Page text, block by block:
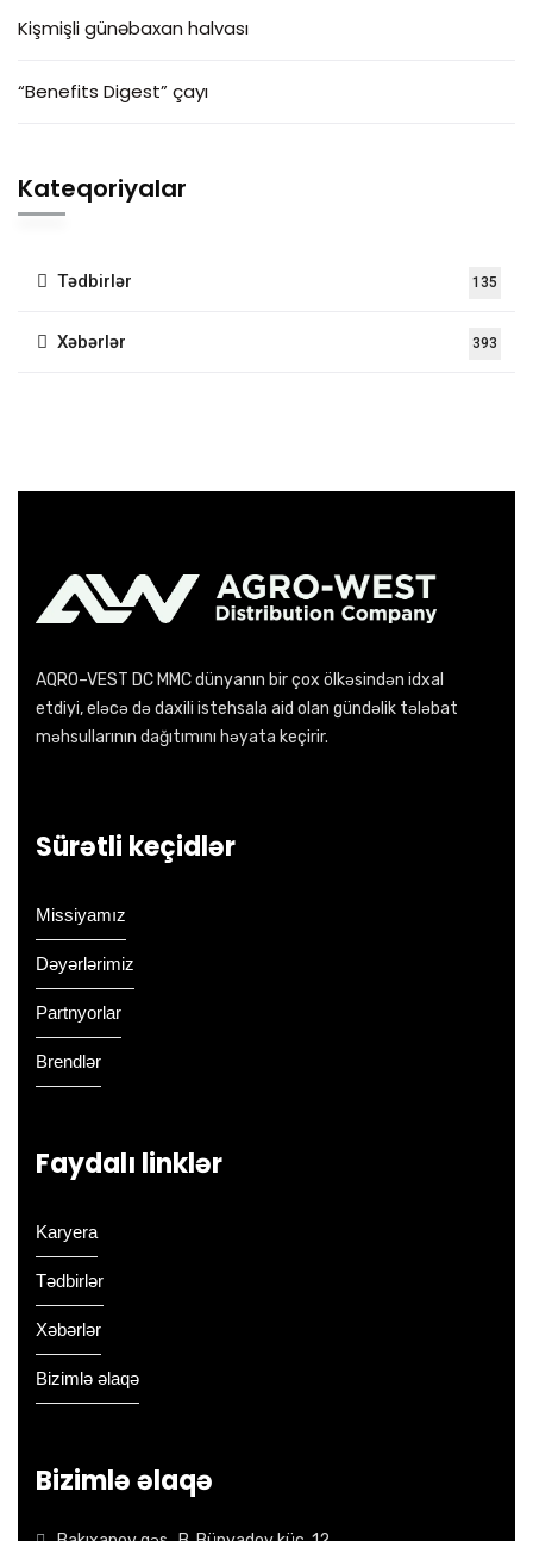
Kişmişli günəbaxan halvası
“Benefits Digest” çayı
Kateqoriyalar
Tədbirlər 135
Xəbərlər 393
AQRO–VEST DC MMC dünyanın bir çox ölkəsindən idxal
etdiyi, eləcə də daxili istehsala aid olan gündəlik tələbat
məhsullarının dağıtımını həyata keçirir.
Sürətli keçidlər
Missiyamız
Dəyərlərimiz
Partnyorlar
Brendlər
Faydalı linklər
Karyera
Tədbirlər
Xəbərlər
Bizimlə əlaqə
Bizimlə əlaqə